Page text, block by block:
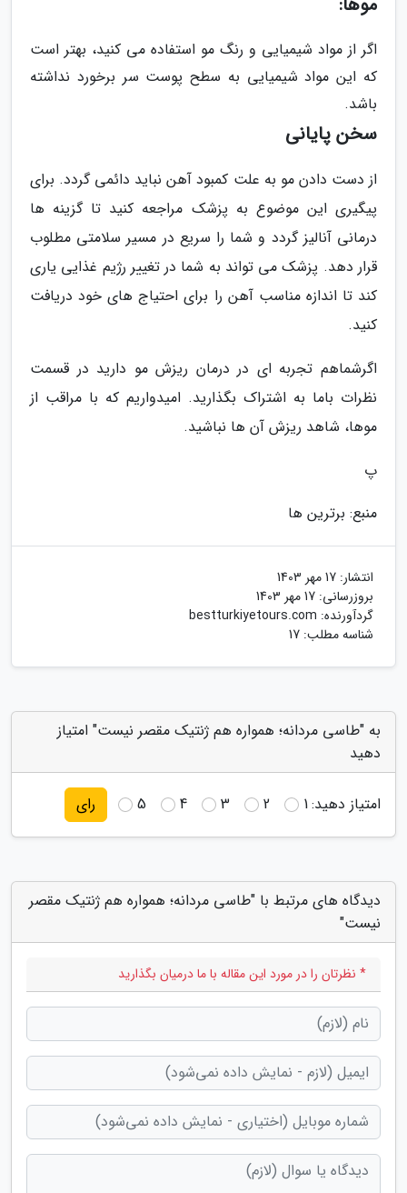
اگر از مواد شیمیایی و رنگ مو استفاده می کنید، بهتر است
که این مواد شیمیایی به سطح پوست سر برخورد نداشته
باشد.
سخن پایانی
از دست دادن مو به علت کمبود آهن نباید دائمی گردد. برای
پیگیری این موضوع به پزشک مراجعه کنید تا گزینه ها
درمانی آنالیز گردد و شما را سریع در مسیر سلامتی مطلوب
قرار دهد. پزشک می تواند به شما در تغییر رژیم غذایی یاری
کند تا اندازه مناسب آهن را برای احتیاج های خود دریافت
کنید.
اگرشماهم تجربه ای در درمان ریزش مو دارید در قسمت
نظرات باما به اشتراک بگذارید. امیدواریم که با مراقب از
موها، شاهد ریزش آن ها نباشید.
پ
منبع: برترین ها
انتشار: 17 مهر 1403
بروزرسانی: 17 مهر 1403
گردآورنده: bestturkiyetours.com
شناسه مطلب: 17
به "طاسی مردانه؛ همواره هم ژنتیک مقصر نیست" امتیاز
دهید
امتیاز دهید:1
2
3
4
5 رای
دیدگاه های مرتبط با "طاسی مردانه؛ همواره هم ژنتیک مقصر
نیست"
* نظرتان را در مورد این مقاله با ما درمیان بگذارید